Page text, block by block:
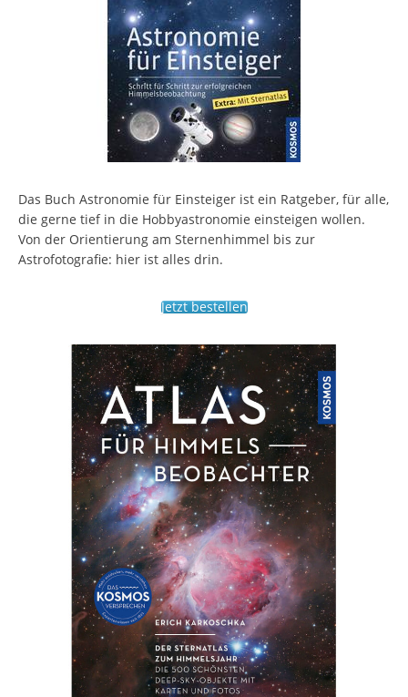
Das Buch Astronomie für Einsteiger ist ein Ratgeber, für alle,
die gerne tief in die Hobbyastronomie einsteigen wollen.
Von der Orientierung am Sternenhimmel bis zur
Astrofotografie: hier ist alles drin.
Jetzt bestellen